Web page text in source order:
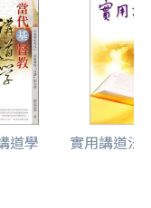
道學 實用講道法